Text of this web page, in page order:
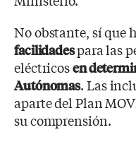
No obstante, sí que
facilidadespara las
eléctricosen
Autónomas. Las
aparte del Plan
su comprensión.